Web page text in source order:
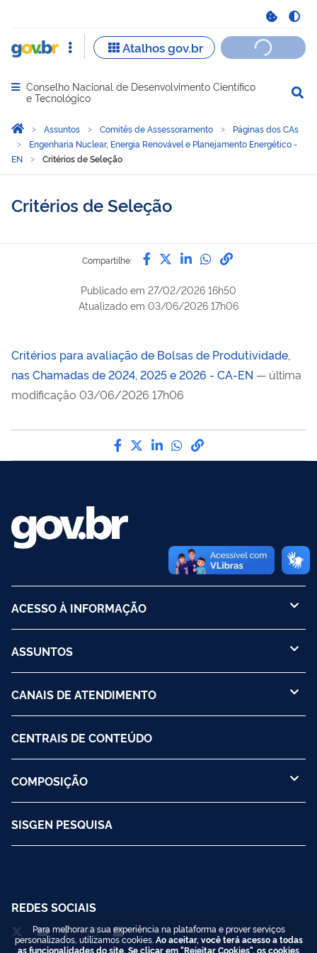
Abrir menu principal de navegação
Conselho Nacional de Desenvolvimento Científico
e Tecnológico
Você está aqui:
Página Inicial
Assuntos Comitês de Assessoramento
Páginas dos CAs
Engenharia Nuclear, Energia Renovável e Planejamento Energético -
EN
Critérios de Seleção
Critérios de Seleção
Compartilhe: Compartilhe por Facebook
Compartilhe por Twitter
Compartilhe por
Compartilhe
link para
Publicado em 27/02/2026 16h50
Atualizado em 03/06/2026 17h06
Critérios para avaliação de Bolsas de Produtividade,
nas Chamadas de 2024, 2025 e 2026 - CA-EN — última
modificação 03/06/2026 17h06
Compartilhe por Facebook
Compartilhe por Twitter
Compartilhe por
Compartilhe por
link para Copiar
ACESSO À INFORMAÇÃO
ASSUNTOS
CANAIS DE ATENDIMENTO
CENTRAIS DE CONTEÚDO
COMPOSIÇÃO
SISGEN PESQUISA
REDES SOCIAIS
Para melhorar a sua experiência na plataforma e prover serviços
personalizados, utilizamos cookies. Ao aceitar, você terá acesso a todas
as funcionalidades do site. Se clicar em "Rejeitar Cookies", os cookies